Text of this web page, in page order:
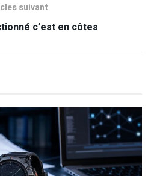
suivant
c’est en côtes